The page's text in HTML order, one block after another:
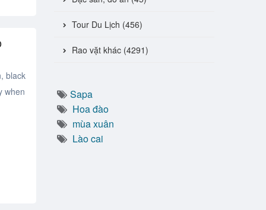
black
when
Tour Du Lịch (456)
Rao vặt khác (4291)
Sapa
Hoa đào
mùa xuân
Lào cai